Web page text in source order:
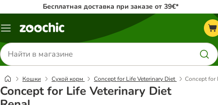
Бесплатная доставка при заказе от 39€*
Каталог
Поиск
товаров
Кошки Сухой корм Concept for Life Veterinary Diet Concept for
Concept for Life Veterinary Diet